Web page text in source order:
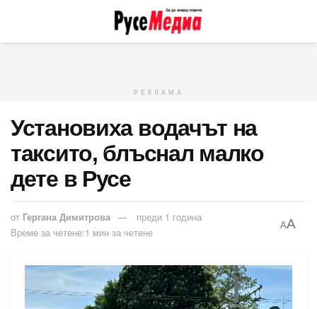
РЕКЛАМА
Установиха водачът на
таксито, блъснал малко
дете в Русе
от Гергана Димитрова
преди 1 година
Време за четене:1 мин за четене
AA